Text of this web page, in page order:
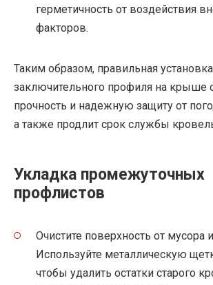
герметичность от воздействия
факторов.
Таким образом, правильная
заключительного профиля на крыше
прочность и надежную защиту от
а также продлит срок службы
Укладка промежуточных
профлистов
Очистите поверхность от мусора
Используйте металлическую
чтобы удалить остатки старого